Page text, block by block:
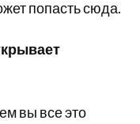
попасть сюда.
вы все это